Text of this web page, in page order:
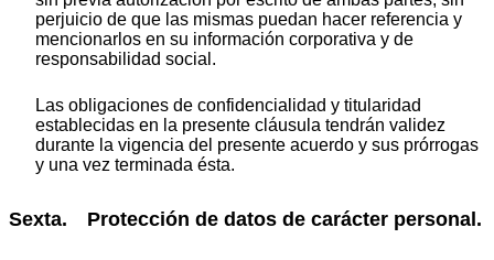
perjuicio de que las mismas puedan hacer referencia y
mencionarlos en su información corporativa y de
responsabilidad social.
Las obligaciones de confidencialidad y titularidad
establecidas en la presente cláusula tendrán validez
durante la vigencia del presente acuerdo y sus prórrogas
y una vez terminada ésta.
Sexta. Protección de datos de carácter personal.